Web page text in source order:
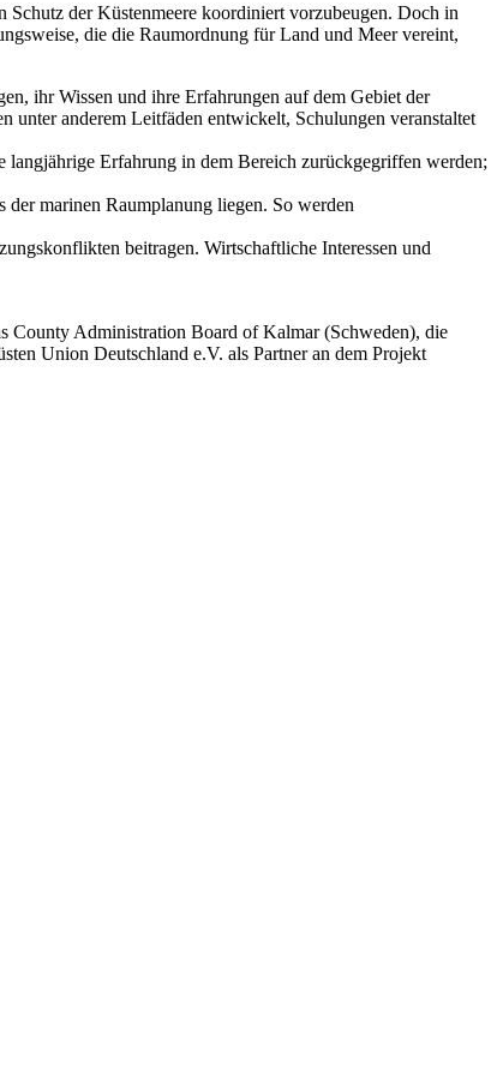
der Küstenmeere koordiniert vorzubeugen. Doch in
die die Raumordnung für Land und Meer vereint,
ihr Wissen und ihre Erfahrungen auf dem Gebiet der
unter anderem Leitfäden entwickelt, Schulungen veranstaltet
langjährige Erfahrung in dem Bereich zurückgegriffen werden;
marinen Raumplanung liegen. So werden
beitragen. Wirtschaftliche Interessen und
County Administration Board of Kalmar (Schweden), die
Union Deutschland e.V. als Partner an dem Projekt